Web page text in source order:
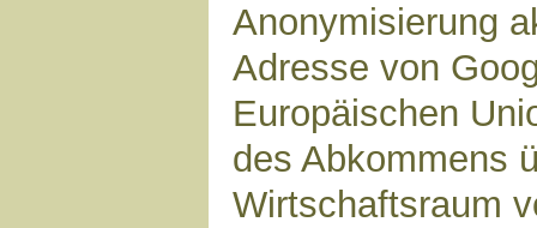
Anonymisierung
Adresse von
Europäischen
des Abkommens
Wirtschaftsraum